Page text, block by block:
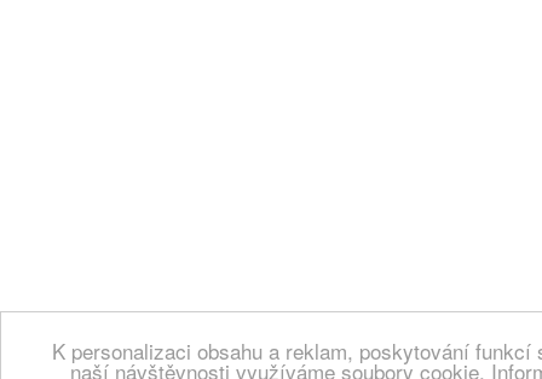
K personalizaci obsahu a reklam, poskytování
naší návštěvnosti využíváme soubory cookie.